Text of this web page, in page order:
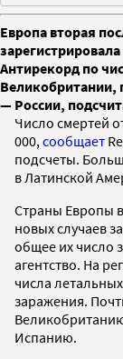
Европа вторая
Антирекорд по
Великобритании,
— России,
Число смертей
000, сообщает
подсчеты.
в Латинской
Страны Европы
новых случаев
общее их число
агентство. На
числа
заражения.
Испанию.